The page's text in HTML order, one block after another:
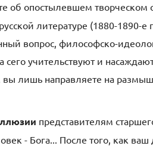
об опостылевшем творческом
литературе (1880-1890-е
вопрос, философско-
сего учительствуют и
вы лишь направляете на
представителям
- Бога... После того, как